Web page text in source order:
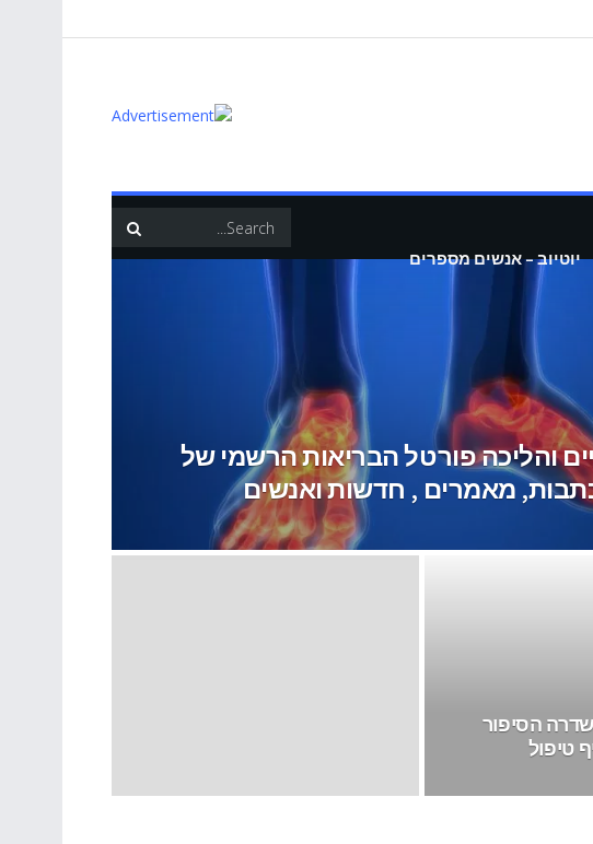
יוטיוב – אנשים מספרים
והליכה פורטל הבריאות הרשמי של
כתבות, מאמרים , חדשות ואנשים
הסיפור
טיפול